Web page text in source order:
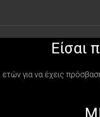
Είσαι
για να έχεις